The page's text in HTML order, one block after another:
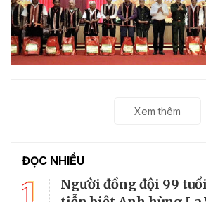
Xem thêm
ĐỌC NHIỀU
1
Người đồng đội 99